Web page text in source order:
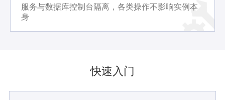
服务与数据库控制台隔离，各类操作不影响实例本
身
快速入门